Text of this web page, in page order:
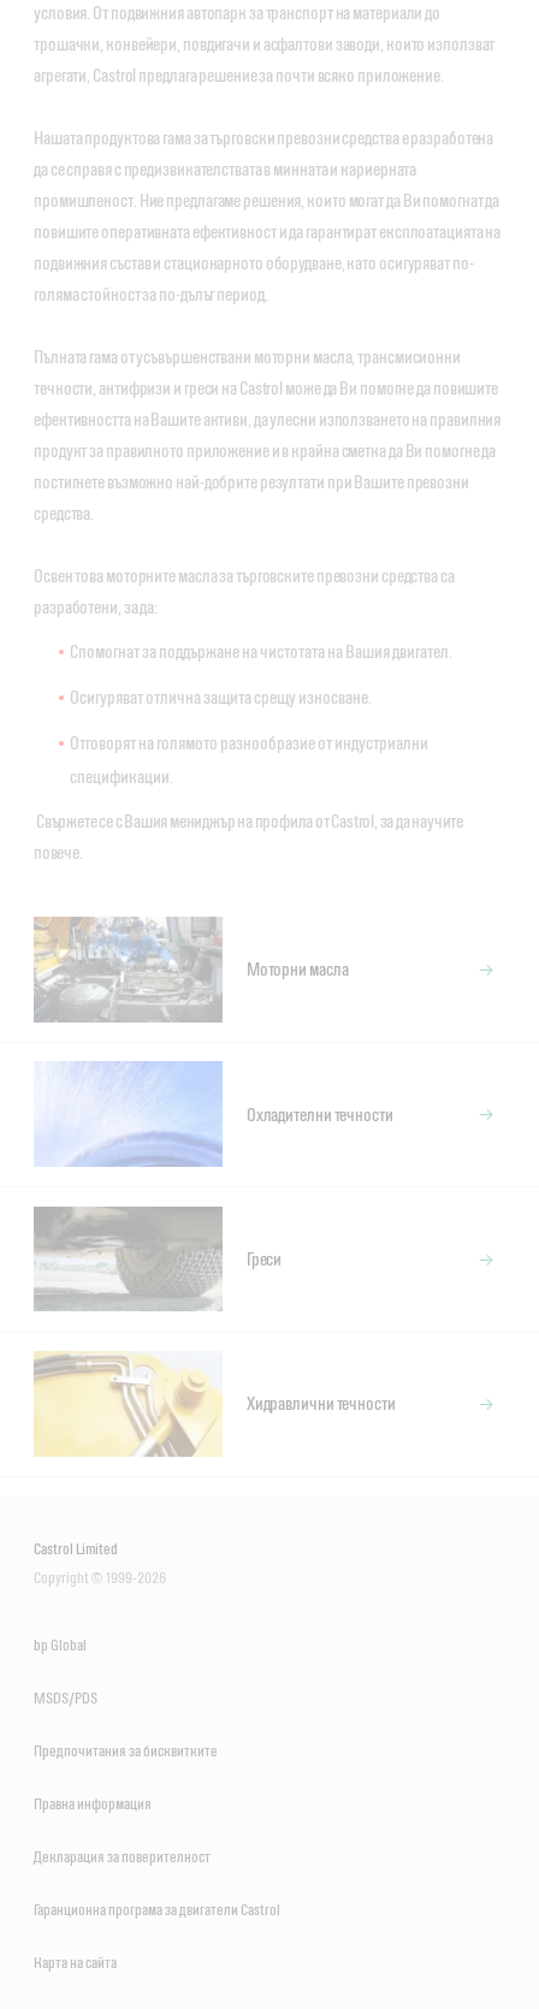
условия. От подвижния автопарк за транспорт на материали до
трошачки, конвейери, повдигачи и асфалтови заводи, които използват
агрегати, Castrol предлага решение за почти всяко приложение.
Нашата продуктова гама за търговски превозни средства е разработена
да се справя с предизвикателствата в минната и кариерната
промишленост. Ние предлагаме решения, които могат да Ви помогнат да
повишите оперативната ефективност и да гарантират експлоатацията на
подвижния състав и стационарното оборудване, като осигуряват по-
голяма стойност за по-дълъг период.
Пълната гама от усъвършенствани моторни масла, трансмисионни
течности, антифризи и греси на Castrol може да Ви помогне да повишите
ефективността на Вашите активи, да улесни използването на правилния
продукт за правилното приложение и в крайна сметка да Ви помогне да
постигнете възможно най-добрите резултати при Вашите превозни
средства.
Освен това моторните масла за търговските превозни средства са
разработени, за да:
Спомогнат за поддържане на чистотата на Вашия двигател.
Осигуряват отлична защита срещу износване.
Отговорят на голямото разнообразие от индустриални
спецификации.
Свържете се с Вашия мениджър на профила от Castrol, за да научите
повече.
Моторни масла
Охладителни течности
Греси
Хидравлични течности
Castrol Limited
Copyright © 1999-2026
bp Global
MSDS/PDS
Предпочитания за бисквитките
Правна информация
Декларация за поверителност
Гаранционна програма за двигатели Castrol
Карта на сайта